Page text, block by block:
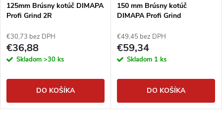
125mm Brúsny kotúč DIMAPA
Profi Grind 2R
€30,73 bez DPH
€36,88
Skladom >30 ks
DO KOŠÍKA
150 mm Brúsny kotúč
DIMAPA Profi Grind
€49,45 bez DPH
€59,34
Skladom 1 ks
DO KOŠÍKA